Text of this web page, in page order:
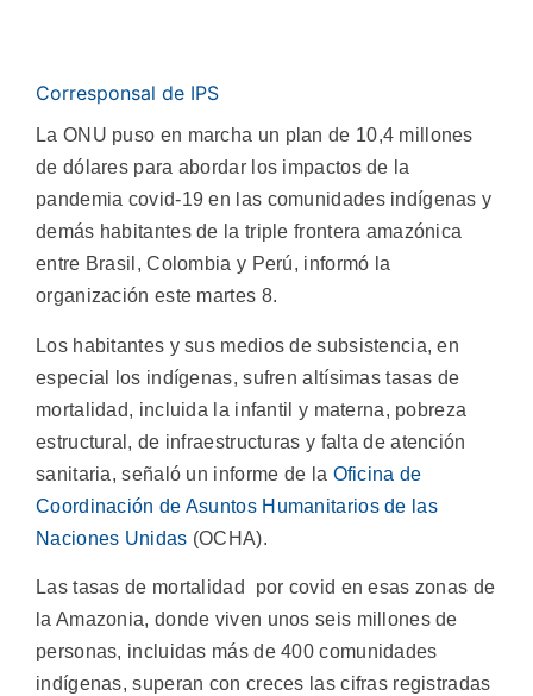
Corresponsal de IPS
La ONU puso en marcha un plan de 10,4 millones
de dólares para abordar los impactos de la
pandemia covid-19 en las comunidades indígenas y
demás habitantes de la triple frontera amazónica
entre Brasil, Colombia y Perú, informó la
organización este martes 8.
Los habitantes y sus medios de subsistencia, en
especial los indígenas, sufren altísimas tasas de
mortalidad, incluida la infantil y materna, pobreza
estructural, de infraestructuras y falta de atención
sanitaria, señaló un informe de la Oficina de
Coordinación de Asuntos Humanitarios de las
Naciones Unidas (OCHA).
Las tasas de mortalidad por covid en esas zonas de
la Amazonia, donde viven unos seis millones de
personas, incluidas más de 400 comunidades
indígenas, superan con creces las cifras registradas